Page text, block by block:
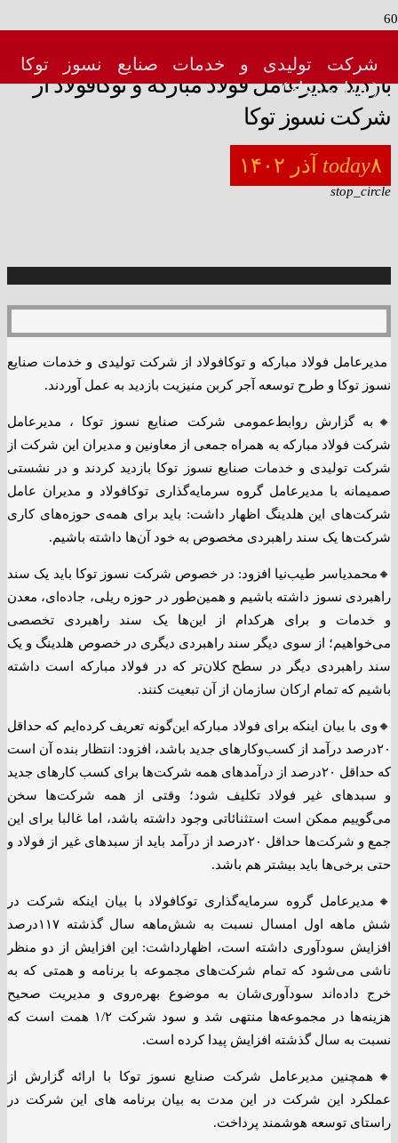
شرکت تولیدی و خدمات صنایع نسوز توکا
(سهامی عام)
بازدید مدیرعامل فولاد مبارکه و توکافولاد از
شرکت نسوز توکا
today۸ آذر ۱۴۰۲
stop_circle
مدیرعامل فولاد مبارکه و توکافولاد از شرکت تولیدی و خدمات صنایع
نسوز توکا و طرح توسعه آجر کربن منیزیت بازدید به عمل آوردند.
🔸به گزارش روابط‌عمومی شرکت صنایع نسوز توکا ، مدیرعامل
شرکت فولاد مبارکه به همراه جمعی از معاونین و مدیران این شرکت از
شرکت تولیدی و خدمات صنایع نسوز توکا بازدید کردند و در نشستی
صمیمانه با مدیرعامل گروه سرمایه‌گذاری توکافولاد و مدیران عامل
شرکت‌های این هلدینگ اظهار داشت: باید برای همه‌ی حوزه‌های کاری
شرکت‌ها یک سند راهبردی مخصوص به خود آن‌ها داشته باشیم.
🔸محمدیاسر طیب‌نیا افزود: در خصوص شرکت نسوز توکا باید یک سند
راهبردی نسوز داشته باشیم و همین‌طور در حوزه ریلی، جاده‌ای، معدن
و خدمات و برای هرکدام از این‌ها یک سند راهبردی تخصصی
می‌خواهیم؛ از سوی دیگر سند راهبردی دیگری در خصوص هلدینگ و یک
سند راهبردی دیگر در سطح کلان‌تر که در فولاد مبارکه است داشته
باشیم که تمام ارکان سازمان از آن تبعیت کنند.
🔸وی با بیان اینکه برای فولاد مبارکه این‌گونه تعریف کرده‌ایم که حداقل
۲۰درصد درآمد از کسب‌وکارهای جدید باشد، افزود: انتظار بنده آن است
که حداقل ۲۰درصد از درآمدهای همه شرکت‌ها برای کسب کارهای جدید
و سبدهای غیر فولاد تکلیف شود؛ وقتی از همه شرکت‌ها سخن
می‌گوییم ممکن است استثنائاتی وجود داشته باشد، اما غالبا برای این
جمع و شرکت‌ها حداقل ۲۰درصد از درآمد باید از سبدهای غیر از فولاد و
حتی برخی‌ها باید بیشتر هم باشد.
🔸مدیرعامل گروه سرمایه‌گذاری توکافولاد با بیان اینکه شرکت در
شش ماهه اول امسال نسبت به شش‌ماهه سال گذشته ۱۱۷درصد
افزایش سودآوری داشته است، اظهارداشت: این افزایش از دو منظر
ناشی می‌شود که تمام شرکت‌های مجموعه با برنامه و همتی که به
خرج داده‌اند سودآوری‌شان به موضوع بهره‌روی و مدیریت صحیح
هزینه‌ها در مجموعه‌ها منتهی شد و سود شرکت ۱/۲ همت است که
نسبت به سال گذشته افزایش پیدا کرده است.
🔸همچنین مدیرعامل شرکت صنایع نسوز توکا با ارائه گزارش از
عملکرد این شرکت در این مدت به بیان برنامه های این شرکت در
راستای توسعه هوشمند پرداخت.